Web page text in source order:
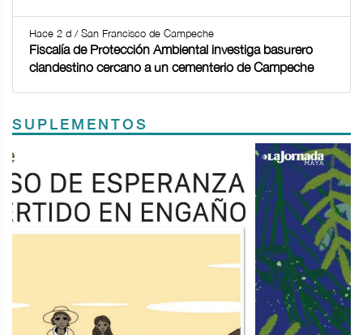
Hace 2 d / San Francisco de Campeche
Fiscalía de Protección Ambiental investiga basurero
clandestino cercano a un cementerio de Campeche
SUPLEMENTOS